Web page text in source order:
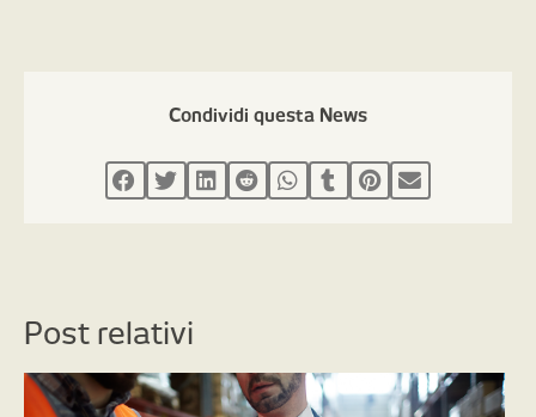
Condividi questa News
Post relativi